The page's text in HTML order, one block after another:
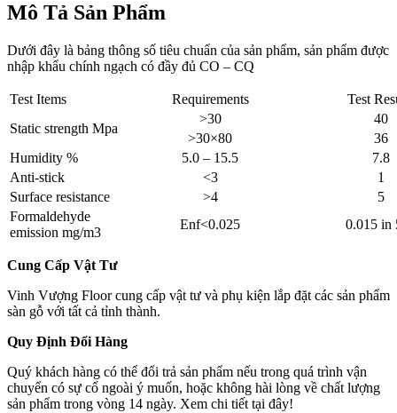
Mô Tả Sản Phẩm
Dưới đây là bảng thông số tiêu chuẩn của sản phẩm, sản phẩm được
nhập khẩu chính ngạch có đầy đủ CO – CQ
Test Items Requirements
Test
Static strength Mpa
>30
40
>30×80
36
Humidity %
5.0 – 15.5
7.8
Anti-stick
<3
1
Surface resistance
>4
5
Formaldehyde
emission mg/m3
Enf<0.025 0.015 in
Cung Cấp Vật Tư
Vinh Vượng Floor cung cấp vật tư và phụ kiện lắp đặt các sản phẩm
sàn gỗ với tất cả tỉnh thành.
Quy Định Đổi Hàng
Quý khách hàng có thể đổi trả sản phẩm nếu trong quá trình vận
chuyển có sự cố ngoài ý muốn, hoặc không hài lòng về chất lượng
sản phẩm trong vòng 14 ngày. Xem chi tiết tại đây!